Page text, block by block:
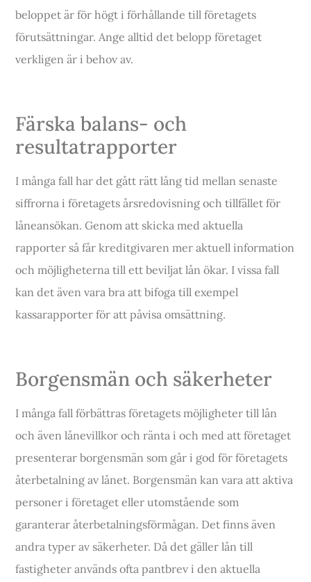
beloppet är för högt i förhållande till företagets
förutsättningar. Ange alltid det belopp företaget
verkligen är i behov av.
Färska balans- och
resultatrapporter
I många fall har det gått rätt lång tid mellan senaste
siffrorna i företagets årsredovisning och tillfället för
låneansökan. Genom att skicka med aktuella
rapporter så får kreditgivaren mer aktuell information
och möjligheterna till ett beviljat lån ökar. I vissa fall
kan det även vara bra att bifoga till exempel
kassarapporter för att påvisa omsättning.
Borgensmän och säkerheter
I många fall förbättras företagets möjligheter till lån
och även lånevillkor och ränta i och med att företaget
presenterar borgensmän som går i god för företagets
återbetalning av lånet. Borgensmän kan vara att aktiva
personer i företaget eller utomstående som
garanterar återbetalningsförmågan. Det finns även
andra typer av säkerheter. Då det gäller lån till
fastigheter används ofta pantbrev i den aktuella